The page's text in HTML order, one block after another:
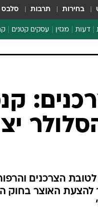
בחירות תרבות סלבס
דעות מגזין עסקים קטנים